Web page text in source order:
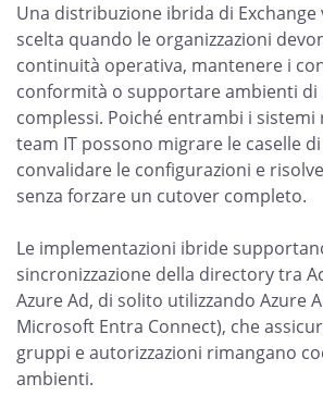
Una distribuzione ibrida di Exchange
scelta quando le organizzazioni
continuità operativa, mantenere i
conformità o supportare ambienti di
complessi. Poiché entrambi i
team IT possono migrare le caselle
convalidare le configurazioni e
senza forzare un cutover completo.
Le implementazioni ibride
sincronizzazione della directory tra
Azure Ad, di solito utilizzando Azure
Microsoft Entra Connect), che
gruppi e autorizzazioni rimangano
ambienti.